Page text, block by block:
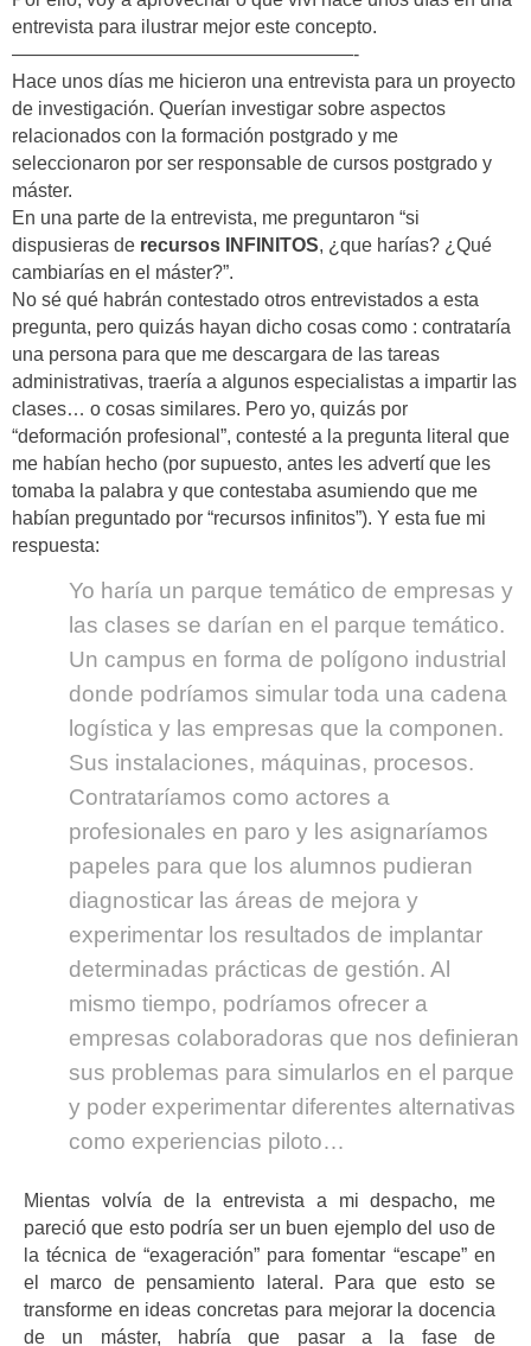
entrevista para ilustrar mejor este concepto.
——————————————————-
Hace unos días me hicieron una entrevista para un proyecto
de investigación. Querían investigar sobre aspectos
relacionados con la formación postgrado y me
seleccionaron por ser responsable de cursos postgrado y
máster.
En una parte de la entrevista, me preguntaron “si
dispusieras de recursos INFINITOS, ¿que harías? ¿Qué
cambiarías en el máster?”.
No sé qué habrán contestado otros entrevistados a esta
pregunta, pero quizás hayan dicho cosas como : contrataría
una persona para que me descargara de las tareas
administrativas, traería a algunos especialistas a impartir las
clases… o cosas similares. Pero yo, quizás por
“deformación profesional”, contesté a la pregunta literal que
me habían hecho (por supuesto, antes les advertí que les
tomaba la palabra y que contestaba asumiendo que me
habían preguntado por “recursos infinitos”). Y esta fue mi
respuesta:
Yo haría un parque temático de empresas y
las clases se darían en el parque temático.
Un campus en forma de polígono industrial
donde podríamos simular toda una cadena
logística y las empresas que la componen.
Sus instalaciones, máquinas, procesos.
Contrataríamos como actores a
profesionales en paro y les asignaríamos
papeles para que los alumnos pudieran
diagnosticar las áreas de mejora y
experimentar los resultados de implantar
determinadas prácticas de gestión. Al
mismo tiempo, podríamos ofrecer a
empresas colaboradoras que nos definieran
sus problemas para simularlos en el parque
y poder experimentar diferentes alternativas
como experiencias piloto…
Mientas volvía de la entrevista a mi despacho, me
pareció que esto podría ser un buen ejemplo del uso de
la técnica de “exageración” para fomentar “escape” en
el marco de pensamiento lateral. Para que esto se
transforme en ideas concretas para mejorar la docencia
de un máster, habría que pasar a la fase de